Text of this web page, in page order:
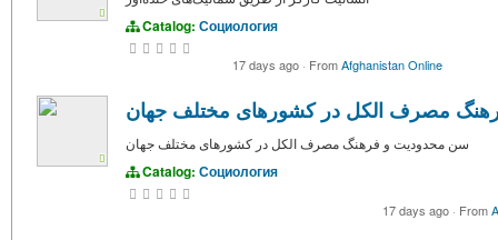
Catalog: Социология
17 days ago · FromAfghanistan Online
مصرف الکل در کشورهای مختلف جهان
سن محدودیت و فرهنگ مصرف الکل در کشورهای مختلف جهان
Catalog: Социология
17 days ago · From